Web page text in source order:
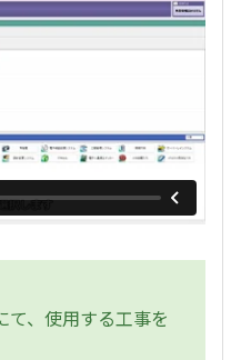
、使用する工事を